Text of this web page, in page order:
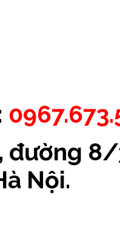
đường
Nội.